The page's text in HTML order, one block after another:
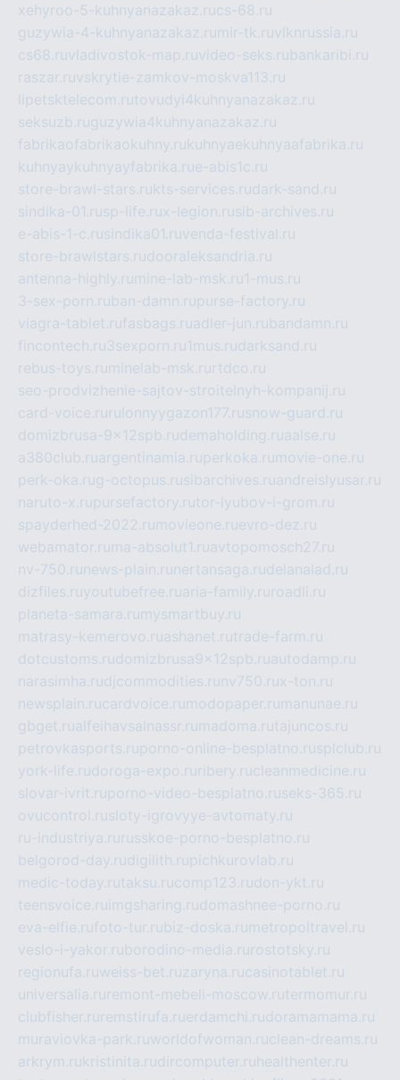
xehyroo-5-kuhnyanazakaz.rucs-68.ru
guzywia-4-kuhnyanazakaz.ru mir-tk.ruvlknrussia.ru
cs68.ruvladivostok-map.ruvideo-seks.rubankaribi.ru
raszar.ruvskrytie-zamkov-moskva113.ru
lipetsktelecom.rutovudyi4kuhnyanazakaz.ru
seksuzb.ruguzywia4kuhnyanazakaz.ru
fabrikaofabrikaokuhny.rukuhnyaekuhnyaafabrika.ru
kuhnyaykuhnyayfabrika.rue-abis1c.ru
store-brawl-stars.rukts-services.rudark-sand.ru
sindika-01.rusp-life.rux-legion.rusib-archives.ru
e-abis-1-c.rusindika01.ruvenda-festival.ru
store-brawlstars.rudooraleksandria.ru
antenna-highly.ru mine-lab-msk.ru1-mus.ru
3-sex-porn.ruban-damn.rupurse-factory.ru
viagra-tablet.rufasbags.ruadler-jun.rubandamn.ru
fincontech.ru3sexporn.ru1mus.rudarksand.ru
rebus-toys.ru minelab-msk.ru rtdco.ru
seo-prodvizhenie-sajtov-stroitelnyh-kompanij.ru
card-voice.ru rulonnyygazon177.rusnow-guard.ru
domizbrusa-9x12spb.rudemaholding.ruaalse.ru
a380club.ruargentinamia.ruperkoka.ru movie-one.ru
perk-oka.rug-octopus.rusibarchives.ruandreislyusar.ru
naruto-x.rupursefactory.rutor-lyubov-i-grom.ru
spayderhed-2022.ru movieone.ruevro-dez.ru
webamator.ru ma-absolut1.ruavtopomosch27.ru
nv-750.ru news-plain.ru nertansaga.rudelanalad.ru
dizfiles.ruyoutubefree.ruaria-family.ru roadli.ru
planeta-samara.ru mysmartbuy.ru
matrasy-kemerovo.ruashanet.rutrade-farm.ru
dotcustoms.rudomizbrusa9x12spb.ruautodamp.ru
narasimha.rudjcommodities.ru nv750.rux-ton.ru
newsplain.rucardvoice.ru modopaper.ru manunae.ru
gbget.rualfeihavsalnassr.ru madoma.rutajuncos.ru
petrovkasports.ruporno-online-besplatno.rusplclub.ru
york-life.rudoroga-expo.ru ribery.rucleanmedicine.ru
slovar-ivrit.ruporno-video-besplatno.ruseks-365.ru
ovucontrol.rusloty-igrovyye-avtomaty.ru
ru-industriya.ru russkoe-porno-besplatno.ru
belgorod-day.rudigilith.rupichkurovlab.ru
medic-today.rutaksu.rucomp123.rudon-ykt.ru
teensvoice.ru imgsharing.rudomashnee-porno.ru
eva-elfie.rufoto-tur.rubiz-doska.ru metropoltravel.ru
veslo-i-yakor.ruborodino-media.ru rostotsky.ru
regionufa.ruweiss-bet.ruzaryna.rucasinotablet.ru
universalia.ru remont-mebeli-moscow.rutermomur.ru
clubfisher.ru remstirufa.ruerdamchi.rudoramamama.ru
muraviovka-park.ruworldofwoman.ruclean-dreams.ru
arkrym.rukristinita.rudircomputer.ru healthenter.ru